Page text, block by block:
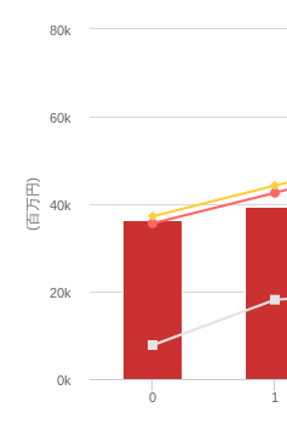
(百万円)
0 1
0k
20k
40k
60k
80k